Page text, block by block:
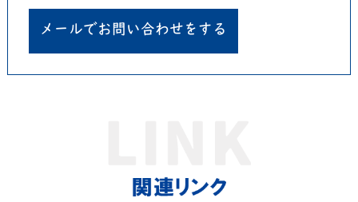
メールでお問い合わせをする